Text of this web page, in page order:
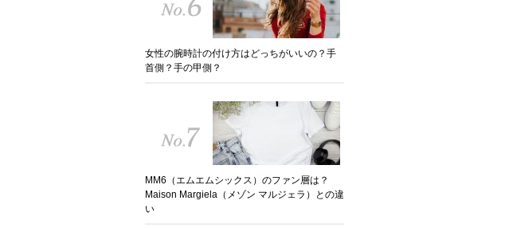
女性の腕時計の付け方はどっちがいいの？手
首側？手の甲側？
MM6（エムエムシックス）のファン層は？
Maison Margiela（メゾン マルジェラ）との違
い